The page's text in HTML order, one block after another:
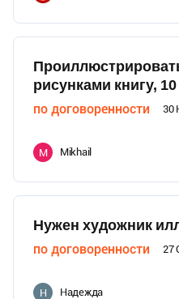
рисунками книгу,
по договоренности 30
M Mikhail
Нужен художник
по договоренности 27
Н Надежда